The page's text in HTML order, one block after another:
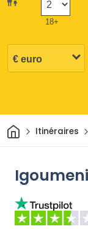
18+
Maison
Itinéraires